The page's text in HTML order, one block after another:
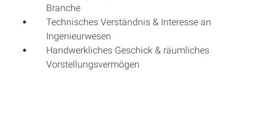
Branche
Technisches Verständnis & Interesse an
Ingenieurwesen
Handwerkliches Geschick & räumliches
Vorstellungsvermögen